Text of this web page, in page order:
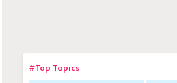
#Top Topics